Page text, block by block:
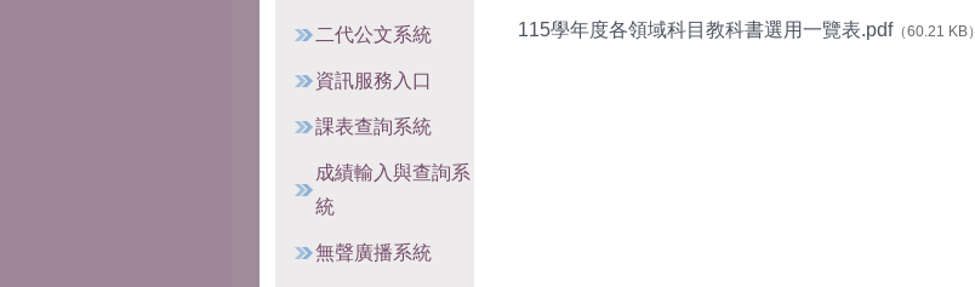
二代公文系統
資訊服務入口
課表查詢系統
成績輸入與查詢系
統
無聲廣播系統
115學年度各領域科目教科書選用一覽表.pdf（60.21 KB）